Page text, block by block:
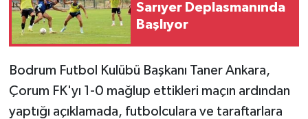
Sarıyer Deplasmanında
Başlıyor
Bodrum Futbol Kulübü Başkanı Taner Ankara,
Çorum FK'yı 1-0 mağlup ettikleri maçın ardından
yaptığı açıklamada, futbolculara ve taraftarlara